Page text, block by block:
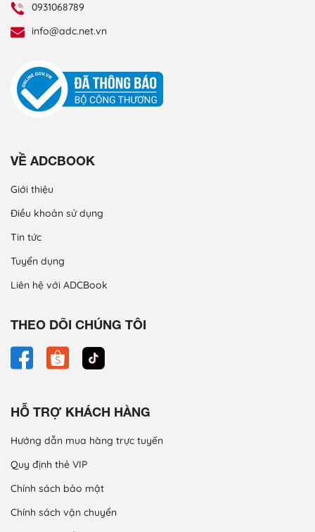
0931068789
info@adc.net.vn
VỀ ADCBOOK
Giới thiệu
Điều khoản sử dụng
Tin tức
Tuyển dụng
Liên hệ với ADCBook
THEO DÕI CHÚNG TÔI
HỖ TRỢ KHÁCH HÀNG
Hướng dẫn mua hàng trực tuyến
Quy định thẻ VIP
Chính sách bảo mật
Chính sách vận chuyển